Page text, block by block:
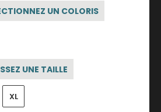
UN COLORIS
UNE TAILLE
XL